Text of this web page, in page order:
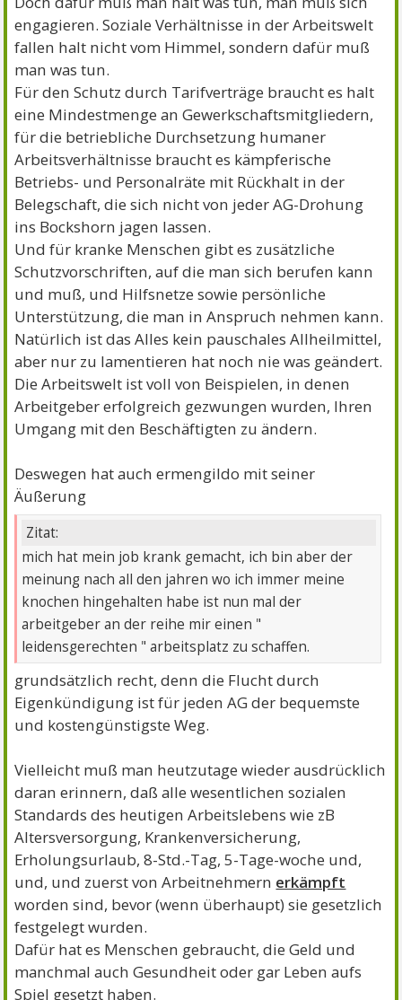
engagieren. Soziale Verhältnisse in der Arbeitswelt
fallen halt nicht vom Himmel, sondern dafür muß
man was tun.
Für den Schutz durch Tarifverträge braucht es halt
eine Mindestmenge an Gewerkschaftsmitgliedern,
für die betriebliche Durchsetzung humaner
Arbeitsverhältnisse braucht es kämpferische
Betriebs- und Personalräte mit Rückhalt in der
Belegschaft, die sich nicht von jeder AG-Drohung
ins Bockshorn jagen lassen.
Und für kranke Menschen gibt es zusätzliche
Schutzvorschriften, auf die man sich berufen kann
und muß, und Hilfsnetze sowie persönliche
Unterstützung, die man in Anspruch nehmen kann.
Natürlich ist das Alles kein pauschales Allheilmittel,
aber nur zu lamentieren hat noch nie was geändert.
Die Arbeitswelt ist voll von Beispielen, in denen
Arbeitgeber erfolgreich gezwungen wurden, Ihren
Umgang mit den Beschäftigten zu ändern.
Deswegen hat auch ermengildo mit seiner
Äußerung
Zitat:
mich hat mein job krank gemacht, ich bin aber der
meinung nach all den jahren wo ich immer meine
knochen hingehalten habe ist nun mal der
arbeitgeber an der reihe mir einen "
leidensgerechten " arbeitsplatz zu schaffen.
grundsätzlich recht, denn die Flucht durch
Eigenkündigung ist für jeden AG der bequemste
und kostengünstigste Weg.
Vielleicht muß man heutzutage wieder ausdrücklich
daran erinnern, daß alle wesentlichen sozialen
Standards des heutigen Arbeitslebens wie zB
Altersversorgung, Krankenversicherung,
Erholungsurlaub, 8-Std.-Tag, 5-Tage-woche und,
und, und zuerst von Arbeitnehmern erkämpft
worden sind, bevor (wenn überhaupt) sie gesetzlich
festgelegt wurden.
Dafür hat es Menschen gebraucht, die Geld und
manchmal auch Gesundheit oder gar Leben aufs
Spiel gesetzt haben.